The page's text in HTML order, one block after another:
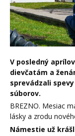
V posledný
dievčatám a
sprevádzali
súborov.
BREZNO. Mesiac
lásky a zrodu
Námestie už